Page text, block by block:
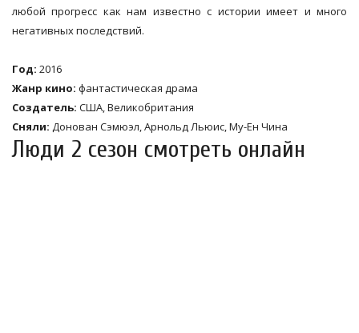
любой прогресс как нам известно с истории имеет и много
негативных последствий.
Год: 2016
Жанр кино: фантастическая драма
Создатель: США, Великобритания
Сняли: Донован Сэмюэл, Арнольд Льюис, Му-Ен Чина
Люди 2 сезон смотреть онлайн